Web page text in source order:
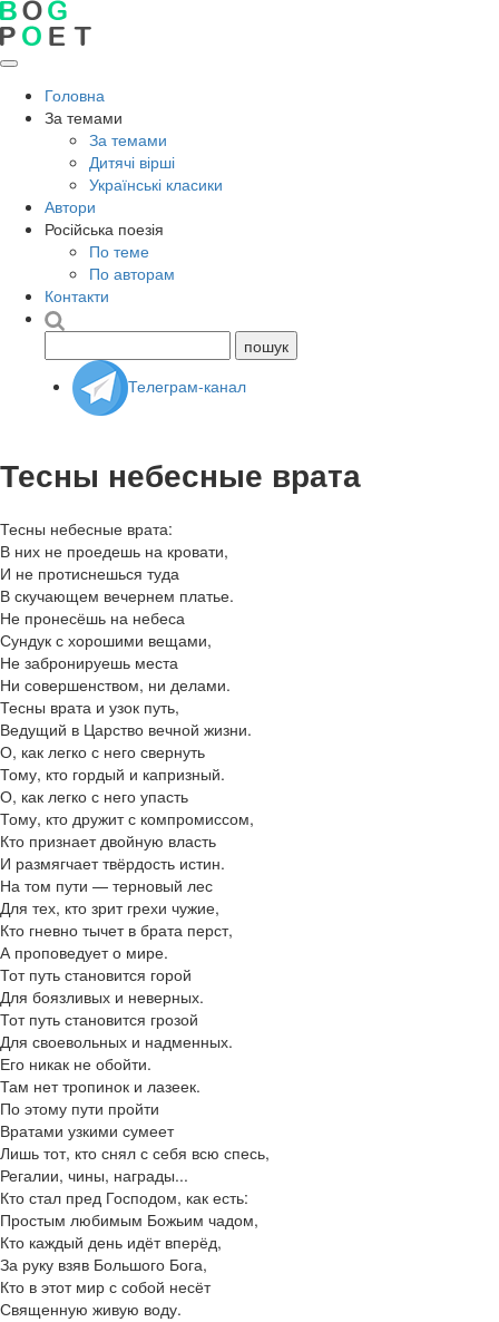
Головна
За темами
За темами
Дитячі вірші
Українські класики
Автори
Російська поезія
По теме
По авторам
Контакти
Телеграм-канал
Тесны небесные врата
Тесны небесные врата:
В них не проедешь на кровати,
И не протиснешься туда
В скучающем вечернем платье.
Не пронесёшь на небеса
Сундук с хорошими вещами,
Не забронируешь места
Ни совершенством, ни делами.
Тесны врата и узок путь,
Ведущий в Царство вечной жизни.
О, как легко с него свернуть
Тому, кто гордый и капризный.
О, как легко с него упасть
Тому, кто дружит с компромиссом,
Кто признает двойную власть
И размягчает твёрдость истин.
На том пути — терновый лес
Для тех, кто зрит грехи чужие,
Кто гневно тычет в брата перст,
А проповедует о мире.
Тот путь становится горой
Для боязливых и неверных.
Тот путь становится грозой
Для своевольных и надменных.
Его никак не обойти.
Там нет тропинок и лазеек.
По этому пути пройти
Вратами узкими сумеет
Лишь тот, кто снял с себя всю спесь,
Регалии, чины, награды...
Кто стал пред Господом, как есть:
Простым любимым Божьим чадом,
Кто каждый день идёт вперёд,
За руку взяв Большого Бога,
Кто в этот мир с собой несёт
Священную живую воду.